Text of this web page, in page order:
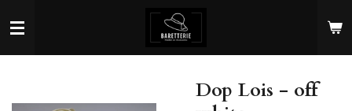
direct
Dop Lois - off